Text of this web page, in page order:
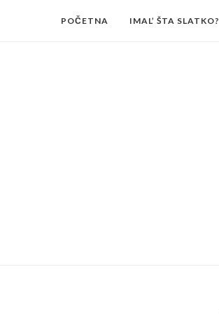
POČETNA IMAL’ ŠTA SLATKO?